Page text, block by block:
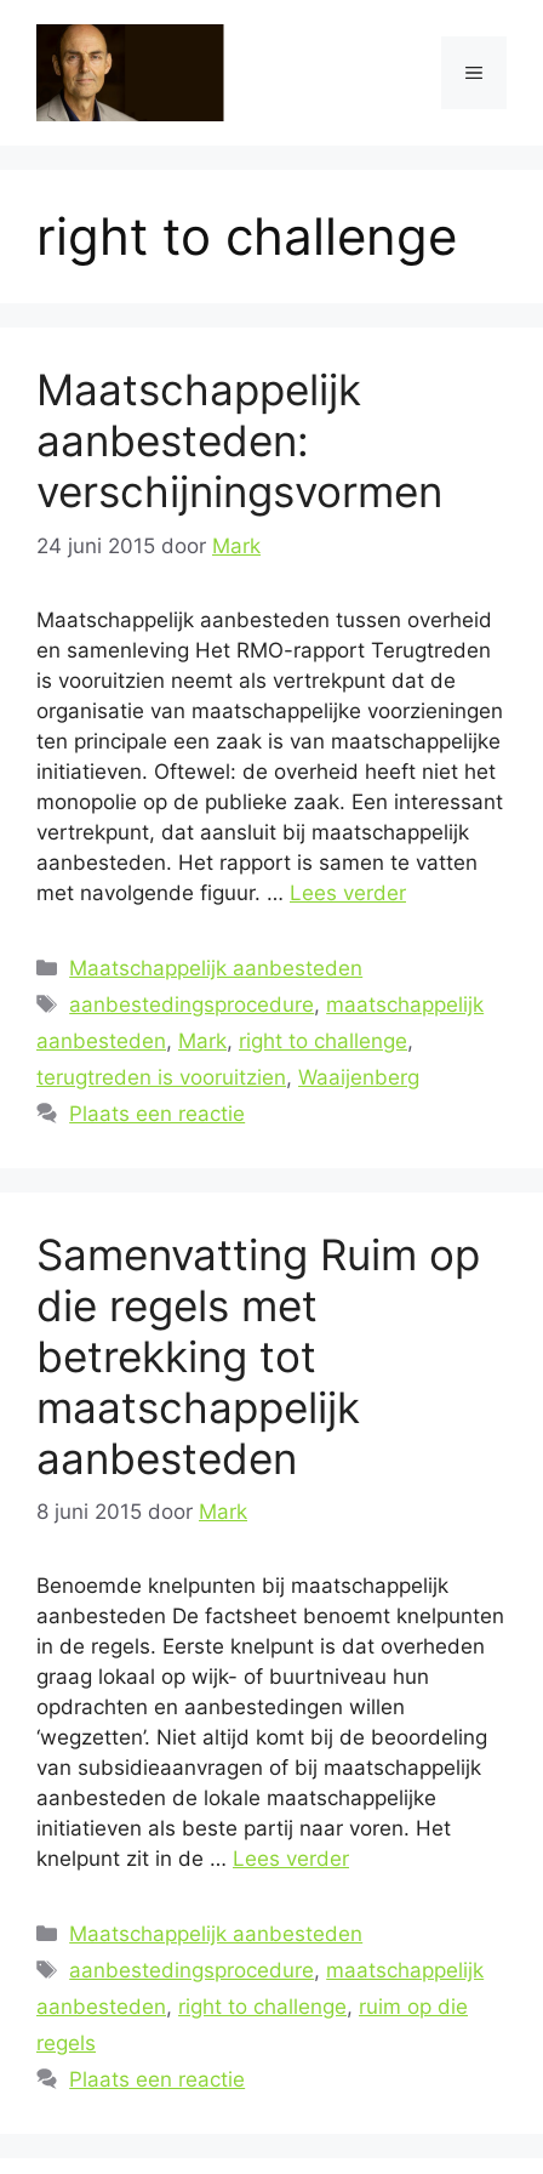
inhoud
Menu
right to challenge
Maatschappelijk
aanbesteden:
verschijningsvormen
24 juni 2015 door Mark
Maatschappelijk aanbesteden tussen overheid
en samenleving Het RMO-rapport Terugtreden
is vooruitzien neemt als vertrekpunt dat de
organisatie van maatschappelijke voorzieningen
ten principale een zaak is van maatschappelijke
initiatieven. Oftewel: de overheid heeft niet het
monopolie op de publieke zaak. Een interessant
vertrekpunt, dat aansluit bij maatschappelijk
aanbesteden. Het rapport is samen te vatten
met navolgende figuur. … Lees verder
Categorieën
Maatschappelijk aanbesteden
Tags
aanbestedingsprocedure, maatschappelijk
aanbesteden, Mark, right to challenge,
terugtreden is vooruitzien, Waaijenberg
Plaats een reactie
Samenvatting Ruim op
die regels met
betrekking tot
maatschappelijk
aanbesteden
8 juni 2015 door Mark
Benoemde knelpunten bij maatschappelijk
aanbesteden De factsheet benoemt knelpunten
in de regels. Eerste knelpunt is dat overheden
graag lokaal op wijk- of buurtniveau hun
opdrachten en aanbestedingen willen
‘wegzetten’. Niet altijd komt bij de beoordeling
van subsidieaanvragen of bij maatschappelijk
aanbesteden de lokale maatschappelijke
initiatieven als beste partij naar voren. Het
knelpunt zit in de … Lees verder
Categorieën
Maatschappelijk aanbesteden
Tags
aanbestedingsprocedure, maatschappelijk
aanbesteden, right to challenge, ruim op die
regels
Plaats een reactie